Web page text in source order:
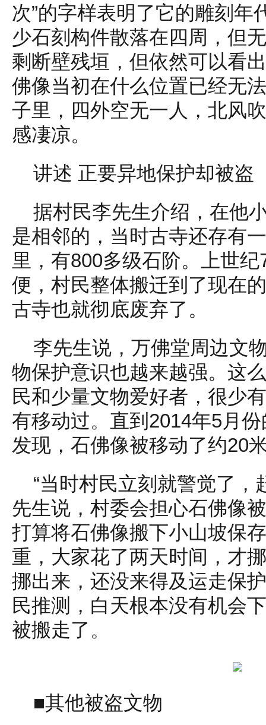
次”的字样表明了它的雕刻年
少石刻构件散落在四周，但
剩断壁残垣，但依然可以看
佛像当初在什么位置已经无
子里，四外空无一人，北风
感凄凉。
讲述 正要异地保护却被盗
据村民李先生介绍，在他
是相邻的，当时古寺还存有
里，有800多级石阶。上世
便，村民整体搬迁到了现在
古寺也就彻底废弃了。
李先生说，万佛堂周边文
物保护意识也越来越强。这
民和少量文物爱好者，很少
有移动过。直到2014年5月
发现，石佛像被移动了约20
“当时村民立刻就警觉了，
先生说，村委会担心石佛像
打算将石佛像搬下小山坡保
重，大家花了两天时间，才
挪出来，还没来得及运走保
民推测，白天根本没有机会
被搬走了。
■其他被盗文物